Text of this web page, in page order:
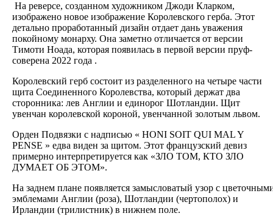
На реверсе, созданном художником Джоди Кларком,
изображено новое изображение Королевского герба. Этот
детально проработанный дизайн отдает дань уважения
покойному монарху. Она заметно отличается от версии
Тимоти Ноада, которая появилась в первой версии пруф-
соверена 2022 года .
Королевский герб состоит из разделенного на четыре части
щита Соединенного Королевства, который держат два
сторонника: лев Англии и единорог Шотландии. Щит
увенчан королевской короной, увенчанной золотым львом.
Орден Подвязки с надписью « HONI SOIT QUI MAL Y
PENSE » едва виден за щитом. Этот французский девиз
примерно интерпретируется как «ЗЛО ТОМ, КТО ЗЛО
ДУМАЕТ ОБ ЭТОМ».
На заднем плане появляется замысловатый узор с
эмблемами Англии (роза), Шотландии (чертополох) и
Ирландии (трилистник) в нижнем поле.